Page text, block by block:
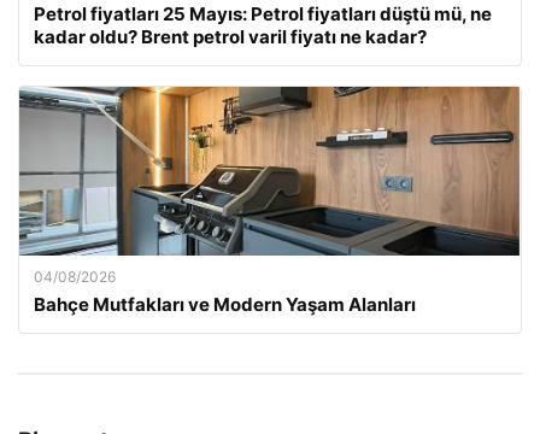
Petrol fiyatları 25 Mayıs: Petrol fiyatları düştü mü, ne
kadar oldu? Brent petrol varil fiyatı ne kadar?
04/08/2026
Bahçe Mutfakları ve Modern Yaşam Alanları